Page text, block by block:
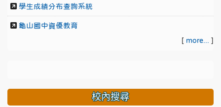
學生成績分布查詢系統
龜山國中資優教育
[ more... ]
校內搜尋